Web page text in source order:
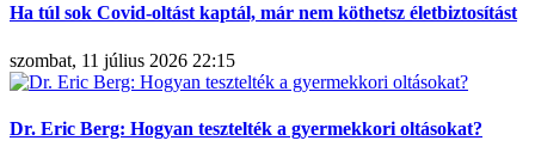
Ha túl sok Covid-oltást kaptál, már nem köthetsz életbiztosítást
szombat, 11 július 2026 22:15
Dr. Eric Berg: Hogyan tesztelték a gyermekkori oltásokat?